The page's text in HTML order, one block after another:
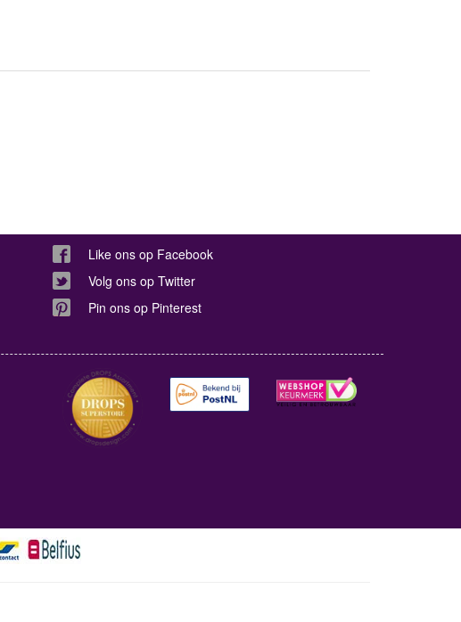
Like ons op Facebook
Volg ons op Twitter
Pin ons op Pinterest